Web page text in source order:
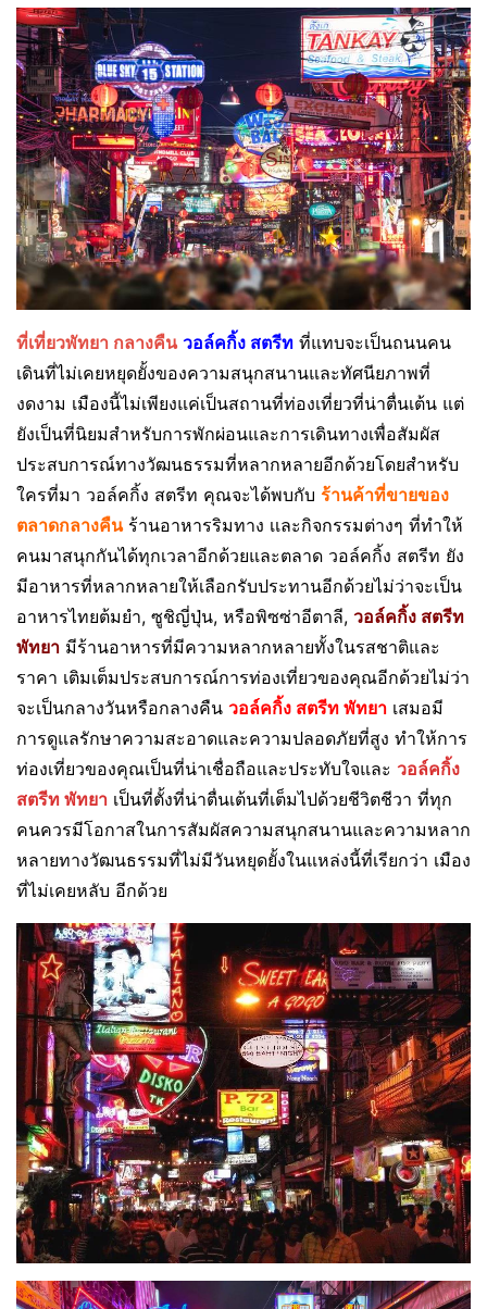
ที่เที่ยวพัทยา กลางคืน วอล์คกิ้ง สตรีท ที่แทบจะเป็นถนนคน
เดินที่ไม่เคยหยุดยั้งของความสนุกสนานและทัศนียภาพที่
งดงาม เมืองนี้ไม่เพียงแค่เป็นสถานที่ท่องเที่ยวที่น่าตื่นเต้น แต่
ยังเป็นที่นิยมสำหรับการพักผ่อนและการเดินทางเพื่อสัมผัส
ประสบการณ์ทางวัฒนธรรมที่หลากหลายอีกด้วยโดยสำหรับ
ใครที่มา วอล์คกิ้ง สตรีท คุณจะได้พบกับ ร้านค้าที่ขายของ
ตลาดกลางคืนร้านอาหารริมทาง เเละกิจกรรมต่างๆ ที่ทำให้
คนมาสนุกกันได้ทุกเวลาอีกด้วยและตลาด วอล์คกิ้ง สตรีท ยัง
มีอาหารที่หลากหลายให้เลือกรับประทานอีกด้วยไม่ว่าจะเป็น
อาหารไทยต้มยำ, ซูชิญี่ปุ่น, หรือพิซซ่าอีตาลี, วอล์คกิ้ง สตรีท
พัทยา มีร้านอาหารที่มีความหลากหลายทั้งในรสชาติและ
ราคา เติมเต็มประสบการณ์การท่องเที่ยวของคุณอีกด้วยไม่ว่า
จะเป็นกลางวันหรือกลางคืน วอล์คกิ้ง สตรีท พัทยา เสมอมี
การดูแลรักษาความสะอาดและความปลอดภัยที่สูง ทำให้การ
ท่องเที่ยวของคุณเป็นที่น่าเชื่อถือและประทับใจและ วอล์คกิ้ง
สตรีท พัทยา เป็นที่ตั้งที่น่าตื่นเต้นที่เต็มไปด้วยชีวิตชีวา ที่ทุก
คนควรมีโอกาสในการสัมผัสความสนุกสนานและความหลาก
หลายทางวัฒนธรรมที่ไม่มีวันหยุดยั้งในแหล่งนี้ที่เรียกว่า เมือง
ที่ไม่เคยหลับ อีกด้วย